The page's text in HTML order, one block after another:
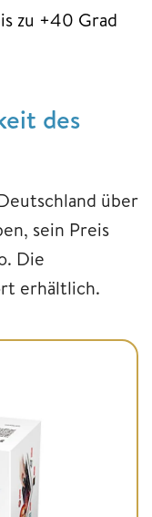
zu +40 Grad
des
über
sein Preis
Die
erhältlich.